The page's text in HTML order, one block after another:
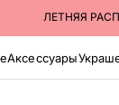
ЛЕТНЯЯ
Аксессуары